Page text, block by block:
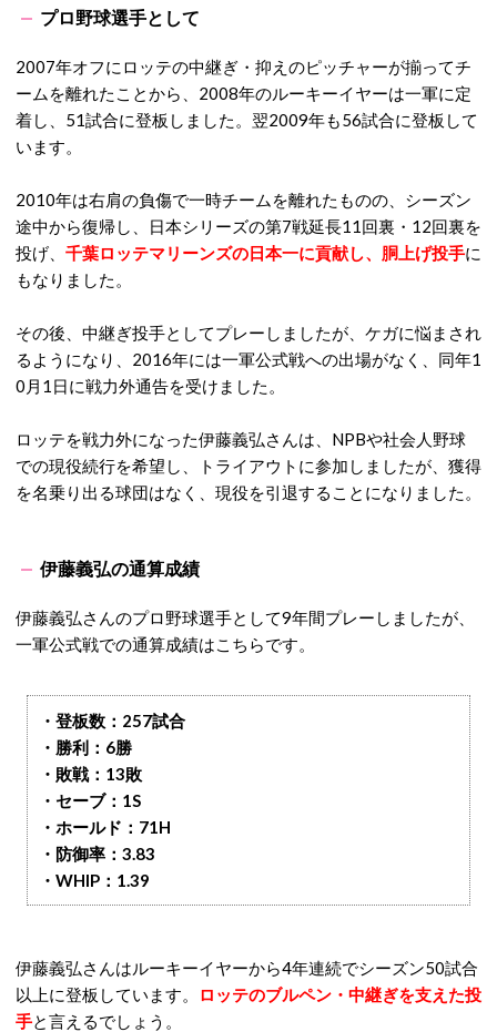
プロ野球選手として
2007年オフにロッテの中継ぎ・抑えのピッチャーが揃ってチ
ームを離れたことから、2008年のルーキーイヤーは一軍に定
着し、51試合に登板しました。翌2009年も56試合に登板して
います。
2010年は右肩の負傷で一時チームを離れたものの、シーズン
途中から復帰し、日本シリーズの第7戦延長11回裏・12回裏を
投げ、 千葉ロッテマリーンズの日本一に貢献し、胴上げ投手に
もなりました。
その後、中継ぎ投手としてプレーしましたが、ケガに悩まされ
るようになり、2016年には一軍公式戦への出場がなく、同年1
0月1日に戦力外通告を受けました。
ロッテを戦力外になった伊藤義弘さんは、NPBや社会人野球
での現役続行を希望し、トライアウトに参加しましたが、獲得
を名乗り出る球団はなく、現役を引退することになりました。
伊藤義弘の通算成績
伊藤義弘さんのプロ野球選手として9年間プレーしましたが、
一軍公式戦での通算成績はこちらです。
・登板数：257試合
・勝利：6勝
・敗戦：13敗
・セーブ：1S
・ホールド：71H
・防御率：3.83
・WHIP：1.39
伊藤義弘さんはルーキーイヤーから4年連続でシーズン50試合
以上に登板しています。
ロッテのブルペン・中継ぎを支えた投
手と言えるでしょう。